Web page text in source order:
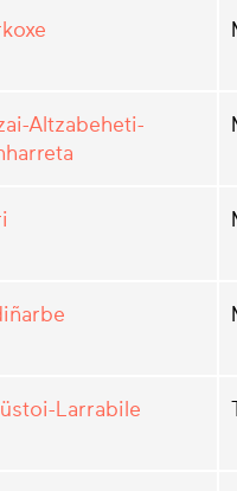
Altzabeheti-
Larrabile